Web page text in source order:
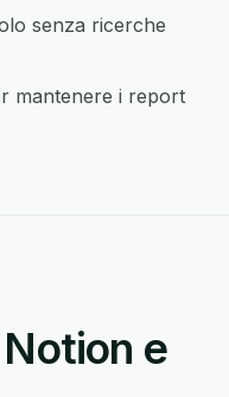
senza ricerche
mantenere i report
e